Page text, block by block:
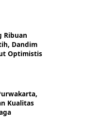
Ribuan
Dandim
Optimistis
Kualitas